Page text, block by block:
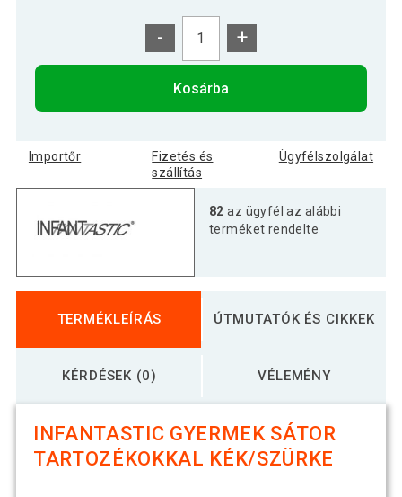
- +
Kosárba
Importőr
Fizetés és
szállítás
Ügyfélszolgálat
82 az ügyfél az alábbi
terméket rendelte
TERMÉKLEÍRÁS ÚTMUTATÓK ÉS CIKKEK
KÉRDÉSEK (0) VÉLEMÉNY
INFANTASTIC GYERMEK SÁTOR
TARTOZÉKOKKAL KÉK/SZÜRKE